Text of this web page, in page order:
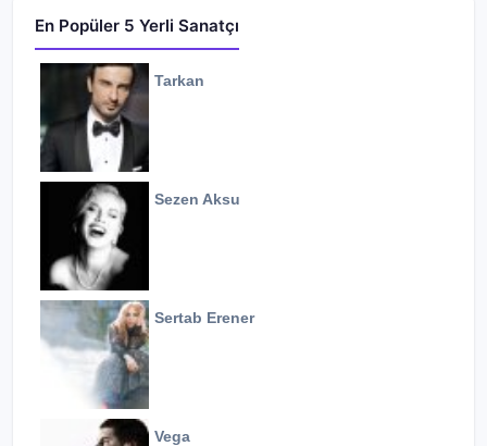
En Popüler 5 Yerli Sanatçı
Tarkan
Sezen Aksu
Sertab Erener
Vega